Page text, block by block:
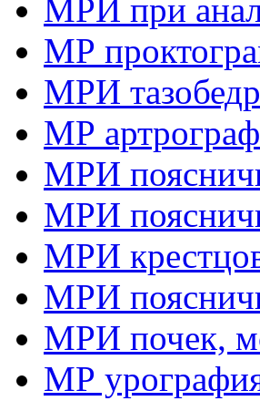
МРИ при
МР
МРИ
МР
МРИ
МРИ
МРИ
МРИ
МРИ почек,
МР